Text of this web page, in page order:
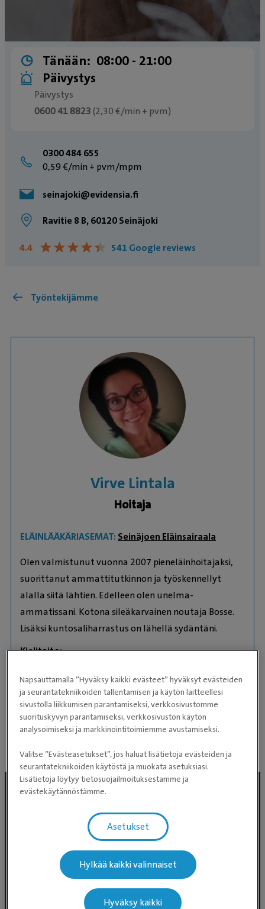
Tänään: 08:00 ­- 21:00
Päivystys
Päivystys
0600 41 8823 (2,30 €/min + pvm)
päivystyksen sulkeutumista
0300 484 655
0,59 €/min + pvm/mpm
seinajoki@evidensia.fi
Ravitie 8 B, 60120 Seinäjoki
4.4 ★★★★★
★★★★★ 541 Google reviews
Työntekijämme
Virve Lintala
Hoitaja
ELÄINLÄÄKÄRIASEMAT: Seinäjoen Eläinsairaala
Olen valmistunut vuonna 2007 pieneläinhoitajaksi,
suorittanut ammattitutkinnon ja työskennellyt
alalla siitä lähtien. Edelleen olen unelma-
ammatissani. Kotona sileäkarvainen noutaja Bosse.
Lisäksi kuntosaliharrastus on lähellä sydäntäni.
Kielitaito:
English
Eläimet
Sileäkarvainen noutaja Bosse
Evidensia Eläinlääkäripalvelut
Takomotie 1-3, 4. krs 00380 Helsinki
Napsauttamalla ”Hyväksy kaikki evästeet” hyväksyt evästeiden
ja seurantatekniikoiden tallentamisen ja käytön laitteellesi
sivustolla liikkumisen parantamiseksi, verkkosivustomme
suorituskyvyn parantamiseksi, verkkosivuston käytön
analysoimiseksi ja markkinointitoimiemme avustamiseksi.
Valitse ”Evästeasetukset”, jos haluat lisätietoja evästeiden ja
seurantatekniikoiden käytöstä ja muokata asetuksiasi.
Lisätietoja löytyy tietosuojailmoituksestamme ja
evästekäytännöstämme.
Asetukset
Hylkää kaikki valinnaiset
Hyväksy kaikki